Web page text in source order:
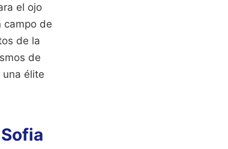
el ojo
campo de
de la
de
élite